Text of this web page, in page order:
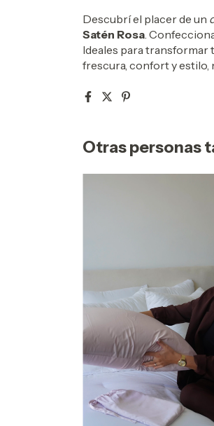
Descubrí el placer de un
Satén Rosa .
Ideales para transformar
frescura, confort y estilo,
Otras personas